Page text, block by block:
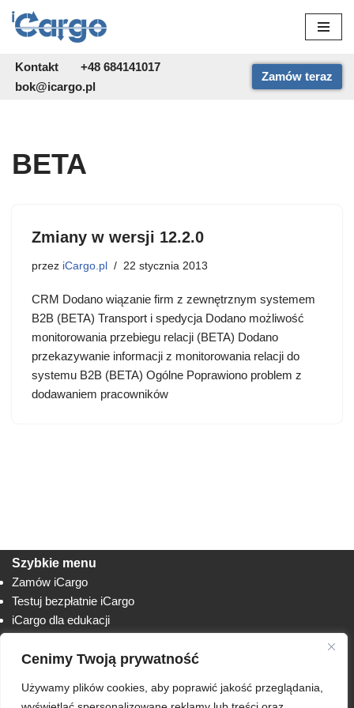
Cenimy Twoją prywatność
Używamy plików cookies, aby poprawić jakość przeglądania,
do
treści
Kontakt
+48 684141017
bok@icargo.pl
Zamów teraz
BETA
Zmiany w wersji 12.2.0
przez iCargo.pl 22 stycznia 2013
CRM Dodano wiązanie firm z zewnętrznym systemem
B2B (BETA) Transport i spedycja Dodano możliwość
monitorowania przebiegu relacji (BETA) Dodano
przekazywanie informacji z monitorowania relacji do
systemu B2B (BETA) Ogólne Poprawiono problem z
dodawaniem pracowników
Szybkie menu
Zamów iCargo
Testuj bezpłatnie iCargo
iCargo dla edukacji
Lista zmian